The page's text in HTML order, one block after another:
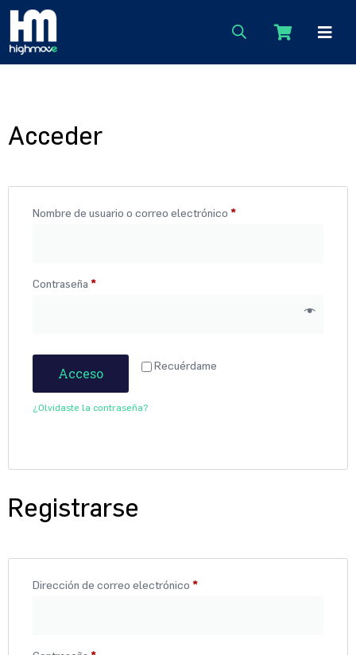
Acceder
Nombre de usuario o correo electrónico *
Contraseña *
Recuérdame
Acceso
¿Olvidaste la contraseña?
Registrarse
Dirección de correo electrónico *